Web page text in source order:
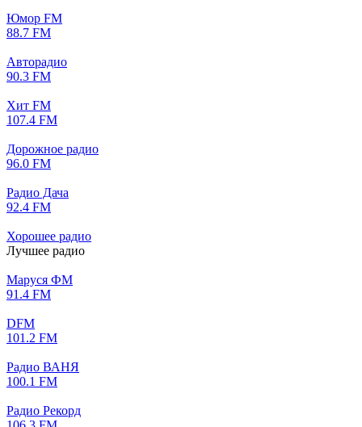
Юмор FM
88.7 FM
Авторадио
90.3 FM
Хит FM
107.4 FM
Дорожное радио
96.0 FM
Радио Дача
92.4 FM
Хорошее радио
Лучшее радио
Маруся ФМ
91.4 FM
DFM
101.2 FM
Радио ВАНЯ
100.1 FM
Радио Рекорд